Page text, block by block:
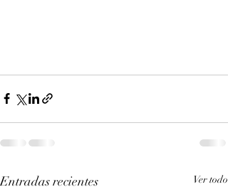
Entradas recientes Ver todo